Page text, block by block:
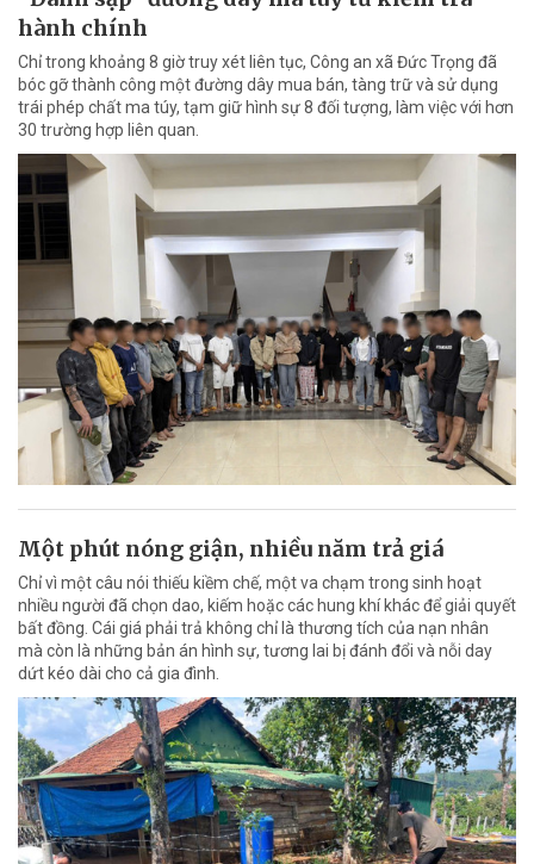
hành chính
Chỉ trong khoảng 8 giờ truy xét liên tục, Công an xã Đức Trọng đã
bóc gỡ thành công một đường dây mua bán, tàng trữ và sử dụng
trái phép chất ma túy, tạm giữ hình sự 8 đối tượng, làm việc với hơn
30 trường hợp liên quan.
Một phút nóng giận, nhiều năm trả giá
Chỉ vì một câu nói thiếu kiềm chế, một va chạm trong sinh hoạt
nhiều người đã chọn dao, kiếm hoặc các hung khí khác để giải quyết
bất đồng. Cái giá phải trả không chỉ là thương tích của nạn nhân
mà còn là những bản án hình sự, tương lai bị đánh đổi và nỗi day
dứt kéo dài cho cả gia đình.